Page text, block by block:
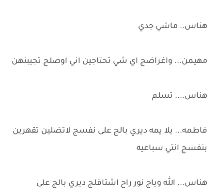
هناس.. ماشي جدي
مهيمن... واغراضج اي شي تحتاجين اني اوصلج تجيبنهن
هناس.... تسلم
فاطمه... يلا يمه ديري بالج على نفسج لاتضلين تقهرين
بنفسج انتي سباعيه
هناس... الله وياج نور راح اشتاقلج ديري بالج على